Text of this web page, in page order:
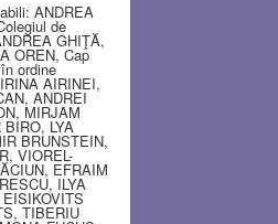
ANDREA
de
GHIŢĂ,
OREN, Cap
ordine
AIRINEI,
ANDREI
MIRJAM
LYA
BRUNSTEIN,
VIOREL-
EFRAIM
ILYA
TIBERIU